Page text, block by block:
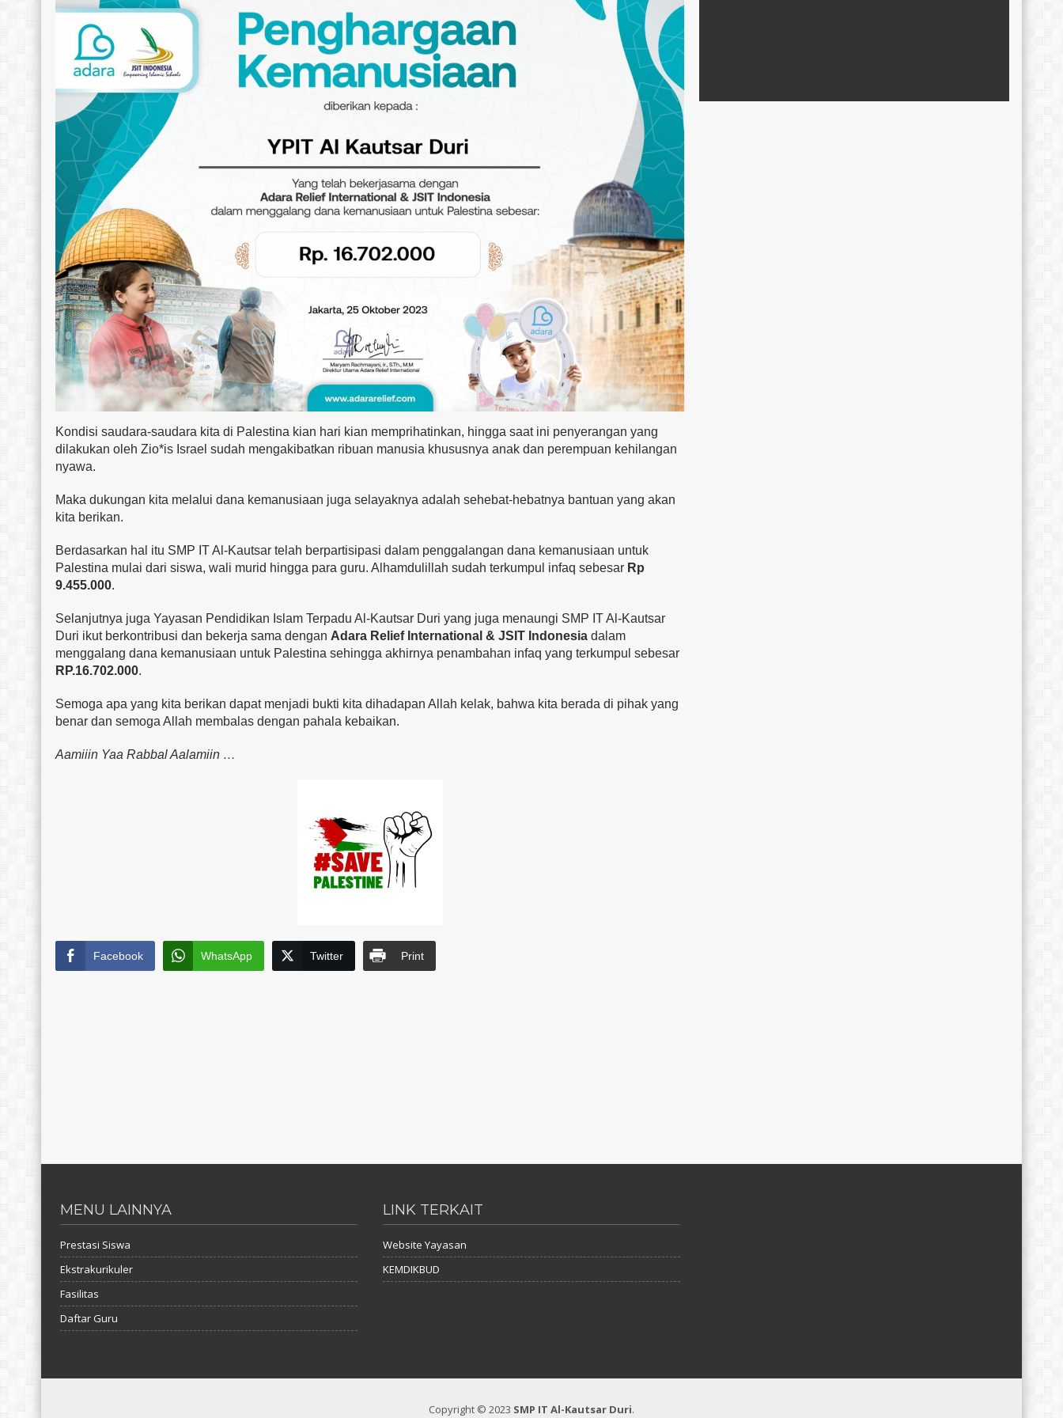
Kondisi saudara-saudara kita di Palestina kian hari kian memprihatinkan, hingga saat ini penyerangan yang
dilakukan oleh Zio*is Israel sudah mengakibatkan ribuan manusia khususnya anak dan perempuan kehilangan
nyawa.
Maka dukungan kita melalui dana kemanusiaan juga selayaknya adalah sehebat-hebatnya bantuan yang akan
kita berikan.
Berdasarkan hal itu SMP IT Al-Kautsar telah berpartisipasi dalam penggalangan dana kemanusiaan untuk
Palestina mulai dari siswa, wali murid hingga para guru. Alhamdulillah sudah terkumpul infaq sebesar Rp
9.455.000.
Selanjutnya juga Yayasan Pendidikan Islam Terpadu Al-Kautsar Duri yang juga menaungi SMP IT Al-Kautsar
Duri ikut berkontribusi dan bekerja sama dengan Adara Relief International & JSIT Indonesia dalam
menggalang dana kemanusiaan untuk Palestina sehingga akhirnya penambahan infaq yang terkumpul sebesar
RP.16.702.000.
Semoga apa yang kita berikan dapat menjadi bukti kita dihadapan Allah kelak, bahwa kita berada di pihak yang
benar dan semoga Allah membalas dengan pahala kebaikan.
Aamiiin Yaa Rabbal Aalamiin …
Facebook WhatsApp Twitter Print
MENU LAINNYA
Prestasi Siswa
Ekstrakurikuler
Fasilitas
Daftar Guru
LINK TERKAIT
Website Yayasan
KEMDIKBUD
Copyright © 2023 SMP IT Al-Kautsar Duri.